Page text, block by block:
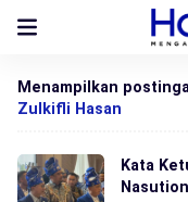
Menampilkan
Zulkifli Hasan
Kata